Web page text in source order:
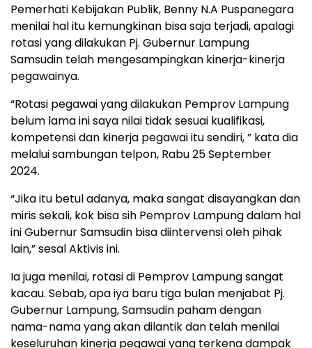
Pemerhati Kebijakan Publik, Benny N.A Puspanegara
menilai hal itu kemungkinan bisa saja terjadi, apalagi
rotasi yang dilakukan Pj. Gubernur Lampung
Samsudin telah mengesampingkan kinerja-kinerja
pegawainya.
“Rotasi pegawai yang dilakukan Pemprov Lampung
belum lama ini saya nilai tidak sesuai kualifikasi,
kompetensi dan kinerja pegawai itu sendiri, ” kata dia
melalui sambungan telpon, Rabu 25 September
2024.
“Jika itu betul adanya, maka sangat disayangkan dan
miris sekali, kok bisa sih Pemprov Lampung dalam hal
ini Gubernur Samsudin bisa diintervensi oleh pihak
lain,” sesal Aktivis ini.
Ia juga menilai, rotasi di Pemprov Lampung sangat
kacau. Sebab, apa iya baru tiga bulan menjabat Pj.
Gubernur Lampung, Samsudin paham dengan
nama-nama yang akan dilantik dan telah menilai
keseluruhan kinerja pegawai yang terkena dampak